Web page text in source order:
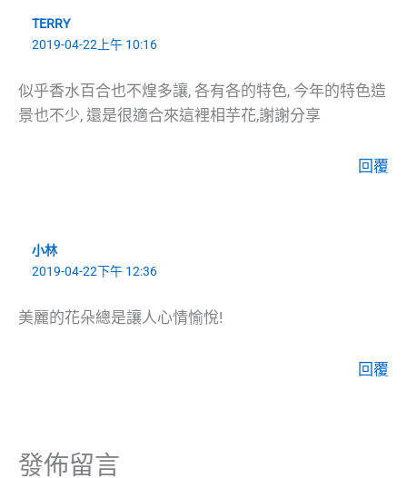
TERRY
2019-04-22上午 10:16
似乎香水百合也不煌多讓, 各有各的特色, 今年的特色造
景也不少, 還是很適合來這裡相芋花,謝謝分享
回覆
小林
2019-04-22下午 12:36
美麗的花朵總是讓人心情愉悅!
回覆
發佈留言